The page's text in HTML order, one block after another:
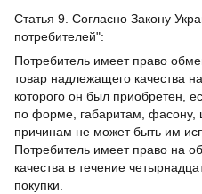
Статья 9. Согласно Закону
потребителей":
Потребитель имеет право
товар надлежащего качества
которого он был приобретен,
по форме, габаритам, фасону,
причинам не может быть им
Потребитель имеет право на
качества в течение
покупки.